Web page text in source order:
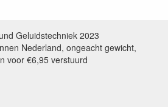
Geluidstechniek 2023
Nederland, ongeacht gewicht,
voor €6,95 verstuurd